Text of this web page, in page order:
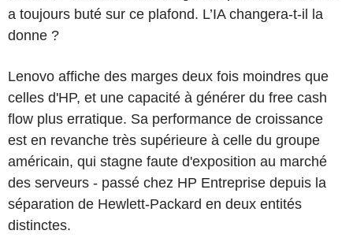
a toujours buté sur ce plafond. L’IA changera-t-il la
donne ?
Lenovo affiche des marges deux fois moindres que
celles d'HP, et une capacité à générer du free cash
flow plus erratique. Sa performance de croissance
est en revanche très supérieure à celle du groupe
américain, qui stagne faute d'exposition au marché
des serveurs - passé chez HP Entreprise depuis la
séparation de Hewlett-Packard en deux entités
distinctes.